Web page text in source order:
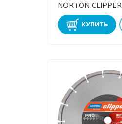
NORTON CLIPPER
70184626880
КУПИТЬ